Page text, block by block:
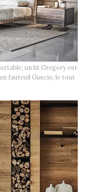
un lit Gregory est
fauteuil Guscio, le tout